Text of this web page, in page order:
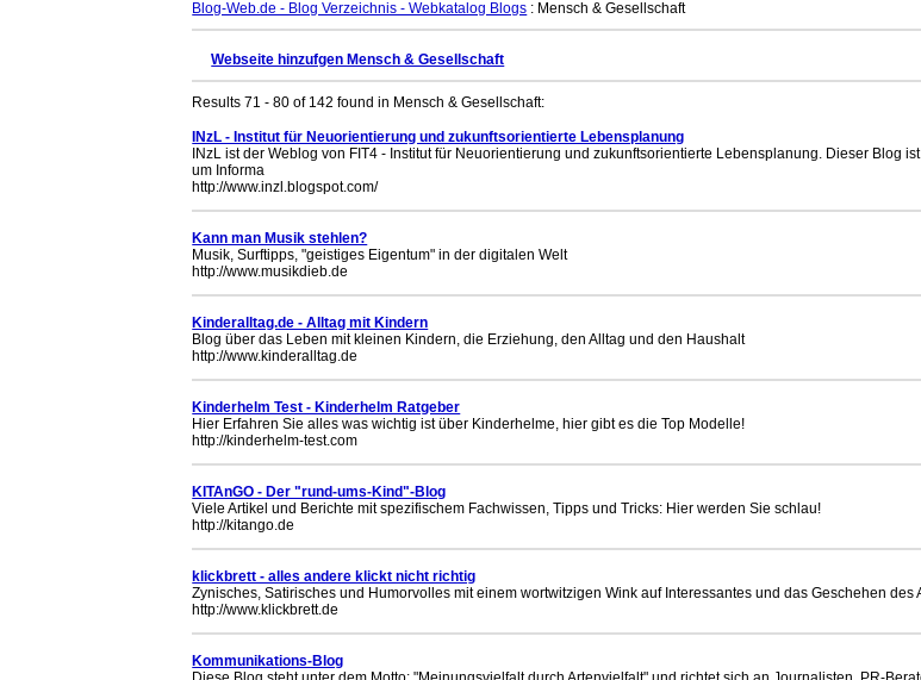
Blog-Web.de - Blog Verzeichnis - Webkatalog Blogs : Mensch & Gesellschaft
Webseite hinzufgen Mensch & Gesellschaft
Results 71 - 80 of 142 found in Mensch & Gesellschaft:
INzL - Institut für Neuorientierung und zukunftsorientierte Lebensplanung
INzL ist der Weblog von FIT4 - Institut für Neuorientierung und zukunftsorientierte Lebensplanung. Dieser Blog
um Informa
http://www.inzl.blogspot.com/
Kann man Musik stehlen?
Musik, Surftipps, "geistiges Eigentum" in der digitalen Welt
http://www.musikdieb.de
Kinderalltag.de - Alltag mit Kindern
Blog über das Leben mit kleinen Kindern, die Erziehung, den Alltag und den Haushalt
http://www.kinderalltag.de
Kinderhelm Test - Kinderhelm Ratgeber
Hier Erfahren Sie alles was wichtig ist über Kinderhelme, hier gibt es die Top Modelle!
http://kinderhelm-test.com
KITAnGO - Der "rund-ums-Kind"-Blog
Viele Artikel und Berichte mit spezifischem Fachwissen, Tipps und Tricks: Hier werden Sie schlau!
http://kitango.de
klickbrett - alles andere klickt nicht richtig
Zynisches, Satirisches und Humorvolles mit einem wortwitzigen Wink auf Interessantes und das Geschehen
http://www.klickbrett.de
Kommunikations-Blog